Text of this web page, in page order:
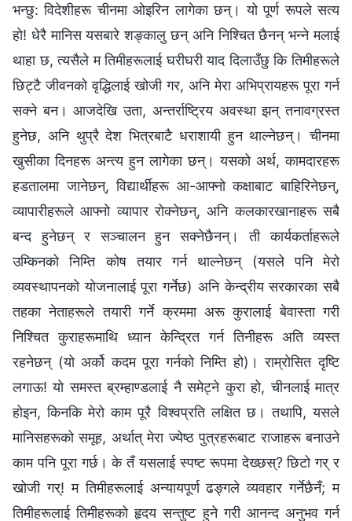
भन्छु: विदेशीहरू चीनमा ओइरिन लागेका छन्। यो पूर्ण रूपले सत्य
हो! धेरै मानिस यसबारे शङ्कालु छन् अनि निश्चित छैनन् भन्‍ने मलाई
थाहा छ, त्यसैले म तिमीहरूलाई घरीघरी याद दिलाउँछु कि तिमीहरूले
छिट्टै जीवनको वृद्धिलाई खोजी गर, अनि मेरा अभिप्रायहरू पूरा गर्न
सक्‍ने बन। आजदेखि उता, अन्तर्राष्ट्रिय अवस्था झन् तनावग्रस्त
हुनेछ, अनि थुप्रै देश भित्रबाटै धराशायी हुन थाल्नेछन्। चीनमा
खुसीका दिनहरू अन्त्य हुन लागेका छन्। यसको अर्थ, कामदारहरू
हडतालमा जानेछन्, विद्यार्थीहरू आ-आफ्नो कक्षाबाट बाहिरिनेछन्,
व्यापारीहरूले आफ्नो व्यापार रोक्नेछन्, अनि कलकारखानाहरू सबै
बन्द हुनेछन् र सञ्चालन हुन सक्नेछैनन्। ती कार्यकर्ताहरूले
उम्किनको निम्ति कोष तयार गर्न थाल्नेछन् (यसले पनि मेरो
व्यवस्थापनको योजनालाई पूरा गर्नेछ) अनि केन्द्रीय सरकारका सबै
तहका नेताहरूले तयारी गर्ने क्रममा अरू कुरालाई बेवास्ता गरी
निश्चित कुराहरूमाथि ध्यान केन्द्रित गर्न तिनीहरू अति व्यस्त
रहनेछन् (यो अर्को कदम पूरा गर्नको निम्ति हो)। राम्रोसित दृष्टि
लगाऊ! यो समस्त ब्रम्हाण्डलाई नै समेट्ने कुरा हो, चीनलाई मात्र
होइन, किनकि मेरो काम पूरै विश्‍वप्रति लक्षित छ। तथापि, यसले
मानिसहरूको समूह, अर्थात् मेरा ज्येष्ठ पुत्रहरूबाट राजाहरू बनाउने
काम पनि पूरा गर्छ। के तँ यसलाई स्पष्ट रूपमा देख्छस्? छिटो गर् र
खोजी गर्! म तिमीहरूलाई अन्यायपूर्ण ढङ्गले व्यवहार गर्नेछैनँ; म
तिमीहरूलाई तिमीहरूको हृदय सन्तुष्ट हुने गरी आनन्द अनुभव गर्न